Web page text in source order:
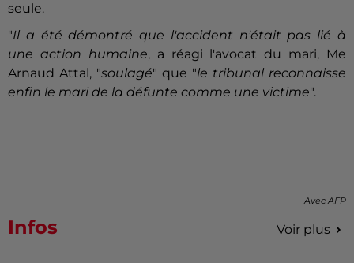
seule.
"Il a été démontré que l'accident n'était pas lié à
une action humaine, a réagi l'avocat du mari, Me
Arnaud Attal, "soulagé" que "le tribunal reconnaisse
enfin le mari de la défunte comme une victime".
Avec AFP
Infos Voir plus